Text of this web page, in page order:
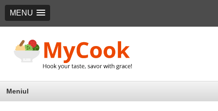
MENU
Meniul